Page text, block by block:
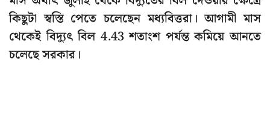
কিছুটা স্বস্তি পেতে চলেছেন মধ্যবিত্তরা। আগামী মাস
থেকেই বিদ্যুৎ বিল 4.43 শতাংশ পর্যন্ত কমিয়ে আনতে
চলেছে সরকার।